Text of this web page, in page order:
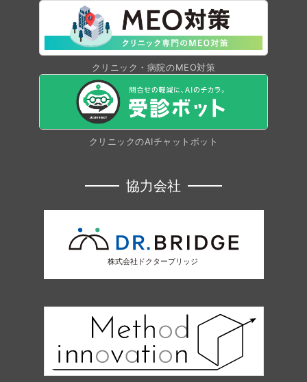
クリニック・病院のMEO対策
クリニックのAIチャットボット
協力会社